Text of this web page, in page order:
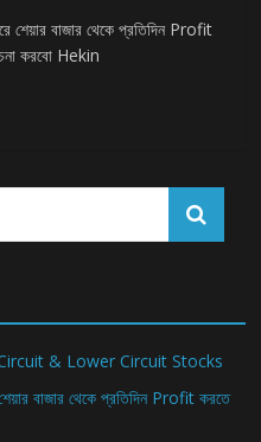
বাজার থেকে প্রতিদিন Profit
করবো Hekin
& Lower Circuit Stocks
বাজার থেকে প্রতিদিন Profit করতে